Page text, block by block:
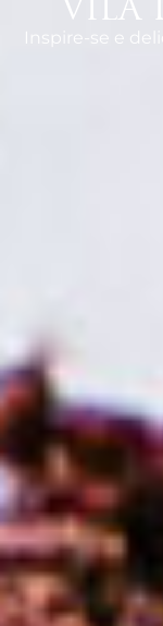
VILA
Inspire-se e